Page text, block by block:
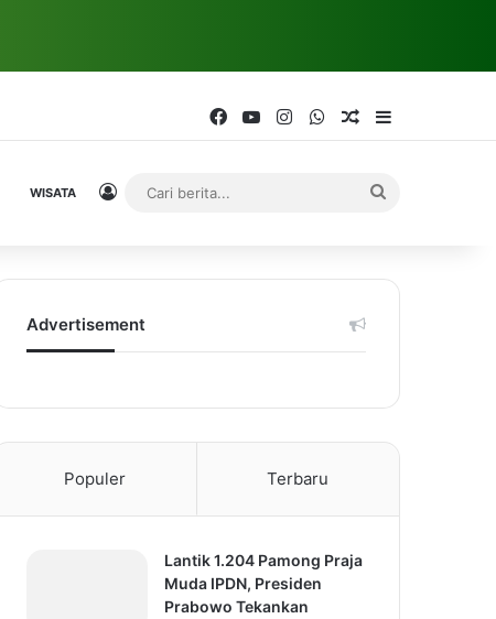
FacebookYouTubeInstagramWhatsAppRandom Article
WISATA Log In
Advertisement
Populer Terbaru
Lantik 1.204 Pamong Praja
Muda IPDN, Presiden
Prabowo Tekankan